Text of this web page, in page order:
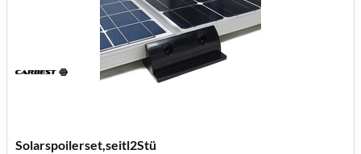
Solarspoilerset,seitl2Stü